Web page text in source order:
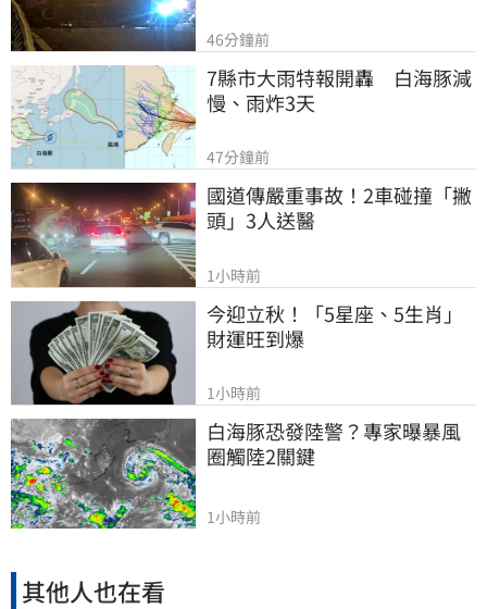
46分鐘前
7縣市大雨特報開轟　白海豚減
慢、雨炸3天
47分鐘前
國道傳嚴重事故！2車碰撞「撇
頭」3人送醫
1小時前
今迎立秋！「5星座、5生肖」
財運旺到爆
1小時前
白海豚恐發陸警？專家曝暴風
圈觸陸2關鍵
1小時前
其他人也在看